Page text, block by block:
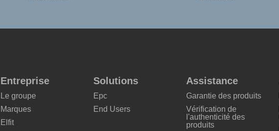
Entreprise
Le groupe
Marques
Elfit
Solutions
Epc
End Users
Assistance
Garantie des produits
Vérification de
l'authenticité des
produits